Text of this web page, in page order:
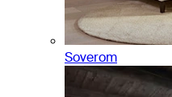
Soverom